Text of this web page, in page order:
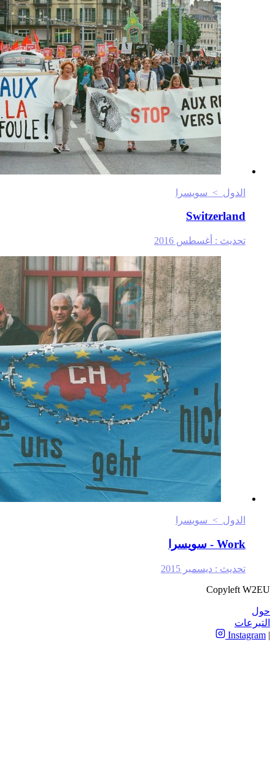
الدول > سويسرا
Switzerland
تحديث : أغسطس 2016
الدول > سويسرا
Work - سويسرا
تحديث : ديسمبر 2015
Copyleft